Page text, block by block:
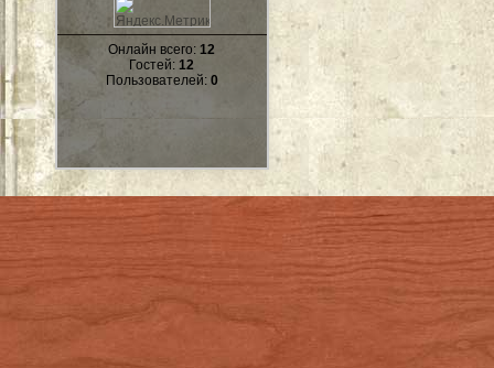
Онлайн всего:12
Гостей:12
Пользователей: 0